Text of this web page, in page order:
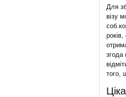
Для
візу
згода
того,